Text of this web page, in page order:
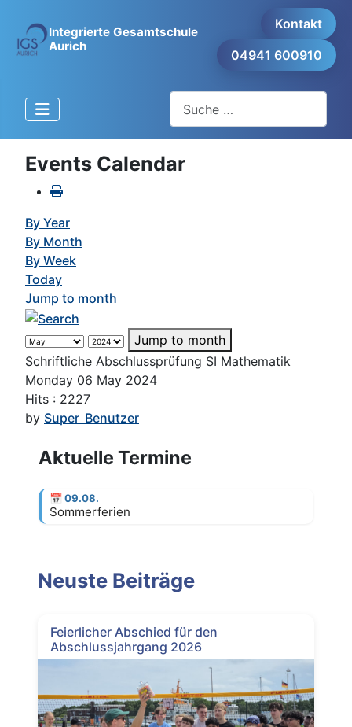
Integrierte Gesamtschule
Aurich
Kontakt
04941 600910
Events Calendar
By Year
By Month
By Week
Today
Jump to month
Jump to month
Schriftliche Abschlussprüfung SI Mathematik
Monday 06 May 2024
Hits : 2227
by Super_Benutzer
Aktuelle Termine
📅 09.08.
Sommerferien
Neuste Beiträge
Feierlicher Abschied für den
Abschlussjahrgang 2026